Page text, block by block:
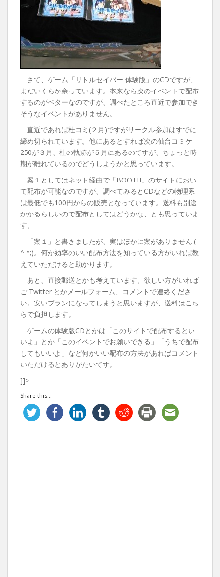
さて、ゲーム「リトルセイバー 体験版」のCDですが、
まだいくらか余っています。本来なら次のイベントで配布
するのがベターなのですが、調べたところ直近で参加でき
そうなイベントがありません。
直近であれば杜コミ(２月)ですがサークル参加はすでに
締め切られています。他にあるとすれば次の仙台コミケ
250が３月、杜の軌跡が５月にあるのですが、ちょっと時
期が離れているのでどうしようかと思っています。
案１としてはネット経由で「BOOTH」のサイトにおい
て配布が可能なのですが、調べてみるとCDなどの物理系
は最低でも100円からの販売となっています。送料も別途
かかるらしいので配布としてはどうかな、とも思っていま
す。
「案１」と書きましたが、実はほかに案がありません (
^ ^;)。何か効率のいい配布方法を知っている方がいれば教
えていただけると助かります。
あと、直接郵送とかも考えています。欲しい方がいれば
ご Twitter とかメールフォーム、コメントで連絡くださ
い。安いプランになってしまうと思いますが、送料はこち
らで負担します。
ゲームの体験版CDとかは「このサイトで配布するとい
いよ」とか「このイベントでお願いできる」「うちで配布
してもいいよ」など何かいい配布の方法があればコメント
いただけるとありがたいです。
]]>
Share this...